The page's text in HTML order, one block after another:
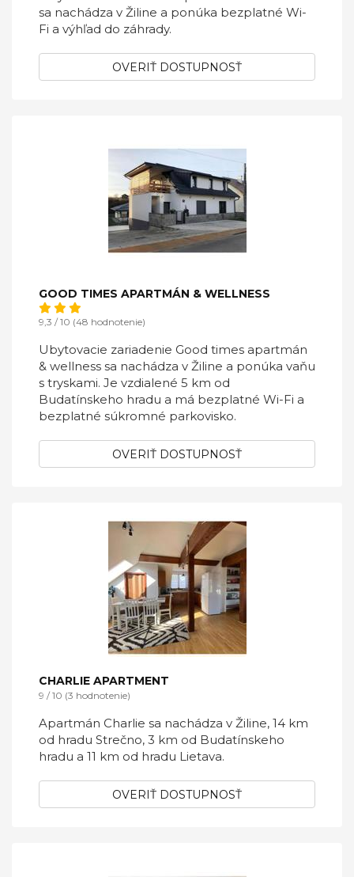
sa nachádza v Žiline a ponúka bezplatné Wi-
Fi a výhľad do záhrady.
OVERIŤ DOSTUPNOSŤ
GOOD TIMES APARTMÁN & WELLNESS
9,3 / 10 (48 hodnotenie)
Ubytovacie zariadenie Good times apartmán
& wellness sa nachádza v Žiline a ponúka vaňu
s tryskami. Je vzdialené 5 km od
Budatínskeho hradu a má bezplatné Wi-Fi a
bezplatné súkromné parkovisko.
OVERIŤ DOSTUPNOSŤ
CHARLIE APARTMENT
9 / 10 (3 hodnotenie)
Apartmán Charlie sa nachádza v Žiline, 14 km
od hradu Strečno, 3 km od Budatínskeho
hradu a 11 km od hradu Lietava.
OVERIŤ DOSTUPNOSŤ